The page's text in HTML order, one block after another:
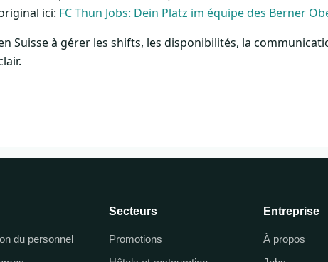
ici: FC Thun Jobs: Dein Platz im équipe des Berner
Suisse à gérer les shifts, les disponibilités, la
du personnel
Secteurs
Promotions
Entreprise
À propos